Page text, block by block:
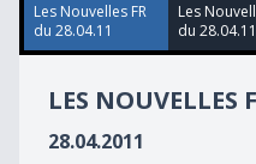
51
seconds
Les Nouvelles FR
du 28.04.11
Les
du 28.04.11
LES NOUVELLES
28.04.2011